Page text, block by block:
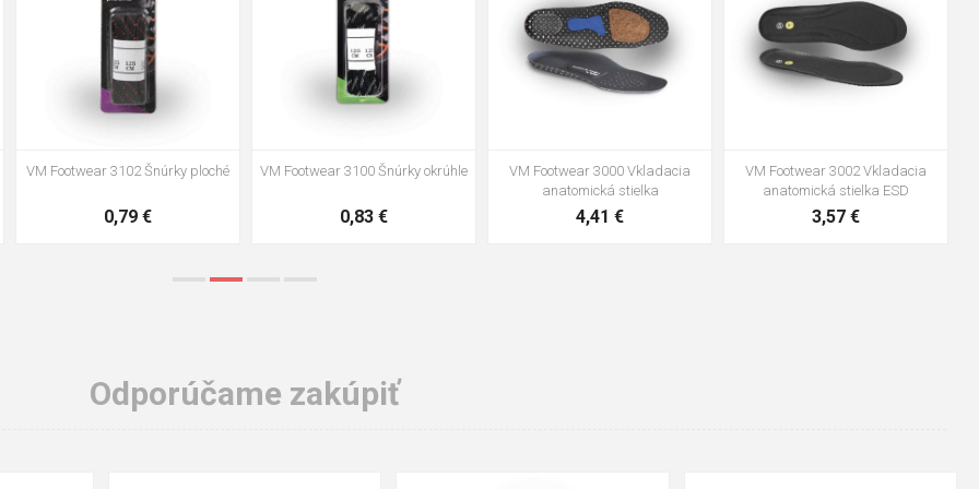
VM Footwear 3002 Vkladacia
3,57 €
VM Footwear 3900 Čistiaca huba
1,64 €
VM Footwear 3600 Impregnace
water stop
10,04 €
Vložka Bennon ABSORBA XTR
ESD
4,16 €
Odporúčame zakúpiť